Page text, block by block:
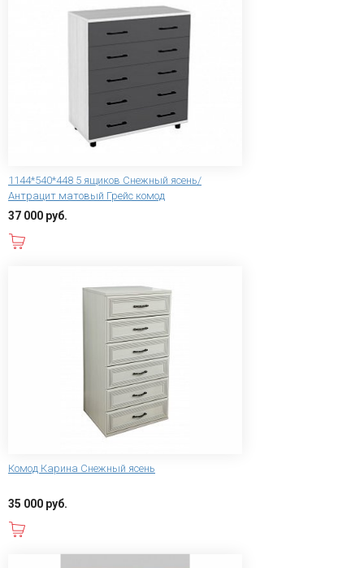
1144*540*448 5 ящиков Снежный ясень/
Антрацит матовый Грейс комод
37 000 руб.
Комод Карина Снежный ясень
35 000 руб.